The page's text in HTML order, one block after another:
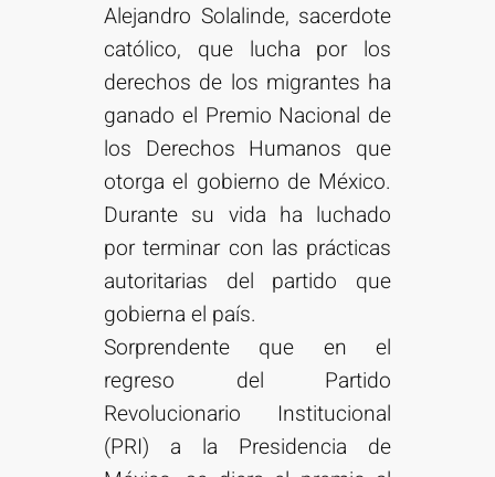
Alejandro Solalinde, sacerdote
católico, que lucha por los
derechos de los migrantes ha
ganado el Premio Nacional de
los Derechos Humanos que
otorga el gobierno de México.
Durante su vida ha luchado
por terminar con las prácticas
autoritarias del partido que
gobierna el país.
Sorprendente que en el
regreso del Partido
Revolucionario Institucional
(PRI) a la Presidencia de